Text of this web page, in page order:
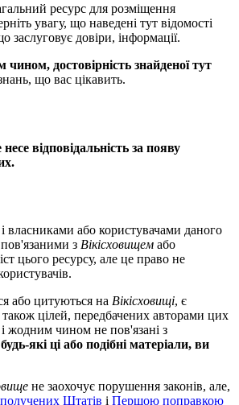
ресурс для розміщення
увагу, що наведені тут відомості
довіри, інформації.
достовірність знайденої тут
що вас цікавить.
відповідальність за появу
власниками або користувачами даного
пов'язаними з Вікісховищем або
цього ресурсу, але це право не
або цитуються на Вікісховищі, є
цілей, передбачених авторами цих
жодним чином не пов'язані з
які ці або подібні матеріали, ви
не заохочує порушення законів, але,
Штатів і Першою поправкою